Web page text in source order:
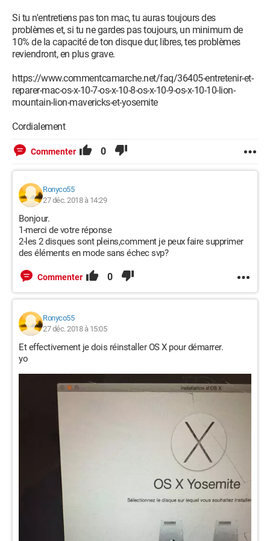
Si tu n'entretiens pas ton mac, tu auras toujours des
problèmes et, si tu ne gardes pas toujours, un minimum de
10% de la capacité de ton disque dur, libres, tes problèmes
reviendront, en plus grave.
https://www.commentcamarche.net/faq/36405-entretenir-et-
reparer-mac-os-x-10-7-os-x-10-8-os-x-10-9-os-x-10-10-lion-
mountain-lion-mavericks-et-yosemite
Cordialement
Commenter 0
Ronyco55
27 déc. 2018 à 14:29
Bonjour.
1-merci de votre réponse
2-les 2 disques sont pleins,comment je peux faire supprimer
des éléments en mode sans échec svp?
Commenter 0
Ronyco55
27 déc. 2018 à 15:05
Et effectivement je dois réinstaller OS X pour démarrer.
yo